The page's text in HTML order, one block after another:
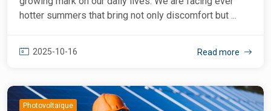
hotter summers that bring not only discomfort but ...
2025-10-16 Read more
Photovoltaïque